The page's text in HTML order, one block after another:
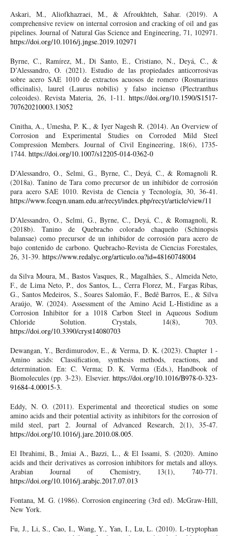
Askari, M., Aliofkhazraei, M., & Afroukhteh, Sahar. (2019). A
comprehensive review on internal corrosion and cracking of oil and gas
pipelines. Journal of Natural Gas Science and Engineering, 71, 102971.
https://doi.org/10.1016/j.jngse.2019.102971
Byrne, C., Ramírez, M., Di Santo, E., Cristiano, N., Deyá, C., &
D’Alessandro, O. (2021). Estudio de las propiedades anticorrosivas
sobre acero SAE 1010 de extractos acuosos de romero (Rosmarinus
officinalis), laurel (Laurus nobilis) y falso incienso (Plectranthus
coleoides). Revista Materia, 26, 1-11.https://doi.org/10.1590/S1517-
707620210003.13052
Cinitha, A., Umesha, P. K., & Iyer Nagesh R. (2014). An Overview of
Corrosion and Experimental Studies on Corroded Mild Steel
Compression Members. Journal of Civil Engineering, 18(6), 1735-
1744. https://doi.org/10.1007/s12205-014-0362-0
D’Alessandro, O., Selmi, G., Byrne, C., Deyá, C., & Romagnoli R.
(2018a). Tanino de Tara como precursor de un inhibidor de corrosión
para acero SAE 1010. Revista de Ciencia y Tecnología, 30, 36-41.
https://www.fceqyn.unam.edu.ar/recyt/index.php/recyt/article/view/11
D’Alessandro, O., Selmi, G., Byrne, C., Deyá, C., & Romagnoli, R.
(2018b). Tanino de Quebracho colorado chaqueño (Schinopsis
balansae) como precursor de un inhibidor de corrosión para acero de
bajo contenido de carbono. Quebracho-Revista de Ciencias Forestales,
26, 31-39. https://www.redalyc.org/articulo.oa?id=48160748004
da Silva Moura, M., Bastos Vasques, R., Magalhães, S., Almeida Neto,
F., de Lima Neto, P., dos Santos, L., Cerra Florez, M., Fargas Ribas,
G., Santos Medeiros, S., Soares Salomão, F., Bedê Barros, E., & Silva
Araújo, W. (2024). Assessment of the Amino Acid L-Histidine as a
Corrosion Inhibitor for a 1018 Carbon Steel in Aqueous Sodium
Chloride Solution. Crystals, 14(8), 703.
https://doi.org/10.3390/cryst14080703
Dewangan, Y., Berdimurodov, E., & Verma, D. K. (2023). Chapter 1 -
Amino acids: Classification, synthesis methods, reactions, and
determination. En: C. Verma; D. K. Verma (Eds.), Handbook of
Biomolecules (pp. 3-23). Elsevier.https://doi.org/10.1016/B978-0-323-
91684-4.00015-3.
Eddy, N. O. (2011). Experimental and theoretical studies on some
amino acids and their potential activity as inhibitors for the corrosion of
mild steel, part 2. Journal of Advanced Research, 2(1), 35-47.
https://doi.org/10.1016/j.jare.2010.08.005.
El Ibrahimi, B., Jmiai A., Bazzi, L., & El Issami, S. (2020). Amino
acids and their derivatives as corrosion inhibitors for metals and alloys.
Arabian Journal of Chemistry, 13(1), 740-771.
https://doi.org/10.1016/j.arabjc.2017.07.013
Fontana, M. G. (1986). Corrosion engineering (3rd ed). McGraw-Hill,
New York.
Fu, J., Li, S., Cao, I., Wang, Y., Yan, I., Lu, L. (2010). L-tryptophan